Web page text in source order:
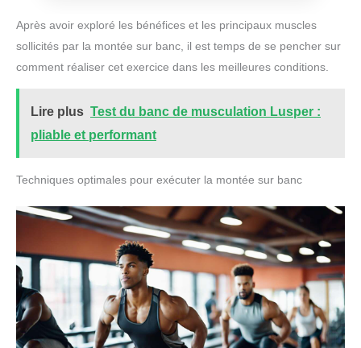
Après avoir exploré les bénéfices et les principaux muscles
sollicités par la montée sur banc, il est temps de se pencher sur
comment réaliser cet exercice dans les meilleures conditions.
Lire plus Test du banc de musculation Lusper :
pliable et performant
Techniques optimales pour exécuter la montée sur banc